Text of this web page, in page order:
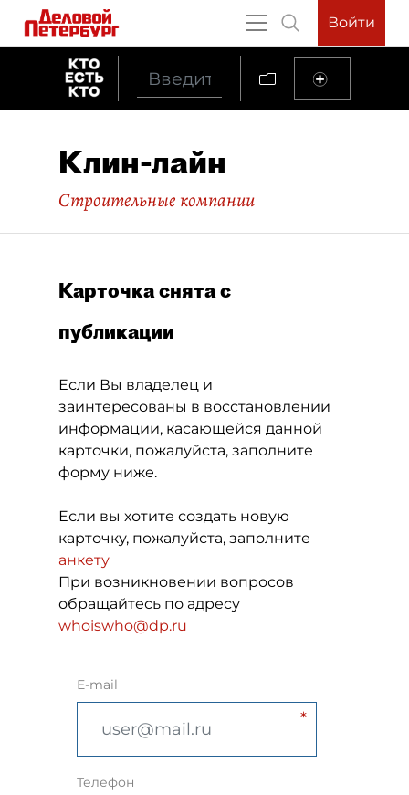
Войти
Клин-лайн
Строительные компании
Карточка снята с
публикации
Если Вы владелец и
заинтересованы в восстановлении
информации, касающейся данной
карточки, пожалуйста, заполните
форму ниже.
Если вы хотите создать новую
карточку, пожалуйста, заполните
анкету
При возникновении вопросов
обращайтесь по адресу
whoiswho@dp.ru
E-mail
Телефон